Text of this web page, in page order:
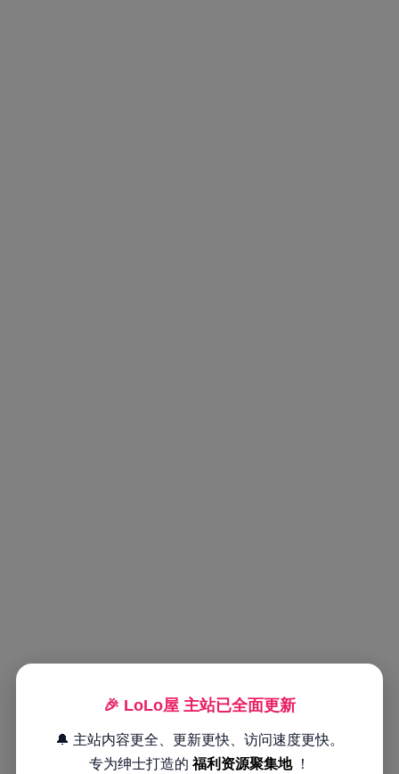
🎉 LoLo屋 主站已全面更新
🔔 主站内容更全、更新更快、访问速度更快。
专为绅士打造的福利资源聚集地 ！